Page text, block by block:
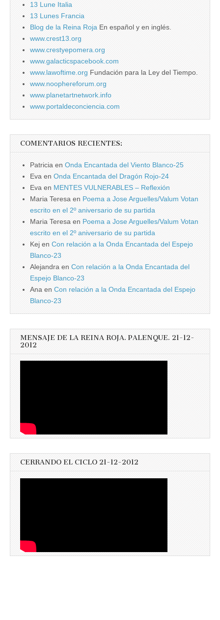
13 Lune Italia
13 Lunes Francia
Blog de la Reina Roja En español y en inglés.
www.crest13.org
www.crestyepomera.org
www.galacticspacebook.com
www.lawoftime.org Fundación para la Ley del Tiempo.
www.noophereforum.org
www.planetartnetwork.info
www.portaldeconciencia.com
COMENTARIOS RECIENTES:
Patricia en Onda Encantada del Viento Blanco-25
Eva en Onda Encantada del Dragón Rojo-24
Eva en MENTES VULNERABLES – Reflexión
Maria Teresa en Poema a Jose Arguelles/Valum Votan
escrito en el 2º aniversario de su partida
Maria Teresa en Poema a Jose Arguelles/Valum Votan
escrito en el 2º aniversario de su partida
Kej en Con relación a la Onda Encantada del Espejo
Blanco-23
Alejandra en Con relación a la Onda Encantada del
Espejo Blanco-23
Ana en Con relación a la Onda Encantada del Espejo
Blanco-23
MENSAJE DE LA REINA ROJA. PALENQUE. 21-12-
2012
CERRANDO EL CICLO 21-12-2012